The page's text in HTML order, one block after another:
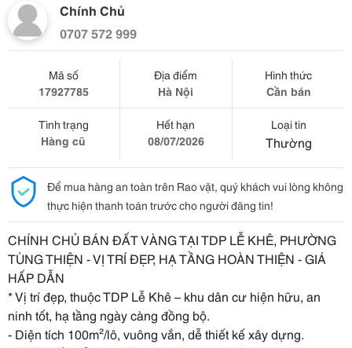
Chính Chủ
0707 572 999
Mã số
17927785
Địa điểm
Hà Nội
Hình thức
Cần bán
Tình trạng
Hàng cũ
Hết hạn
08/07/2026
Loại tin
Thường
Để mua hàng an toàn trên Rao vặt, quý khách vui lòng không
thực hiện thanh toán trước cho người đăng tin!
CHÍNH CHỦ BÁN ĐẤT VÀNG TẠI TDP LỄ KHÊ, PHƯỜNG
TÙNG THIỆN - VỊ TRÍ ĐẸP, HẠ TẦNG HOÀN THIỆN - GIÁ
HẤP DẪN
* Vị trí đẹp, thuộc TDP Lễ Khê – khu dân cư hiện hữu, an
ninh tốt, hạ tầng ngày càng đồng bộ.
- Diện tích 100m²/lô, vuông vắn, dễ thiết kế xây dựng.